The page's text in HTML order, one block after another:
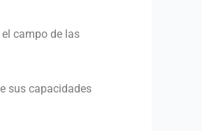
campo de las
sus capacidades